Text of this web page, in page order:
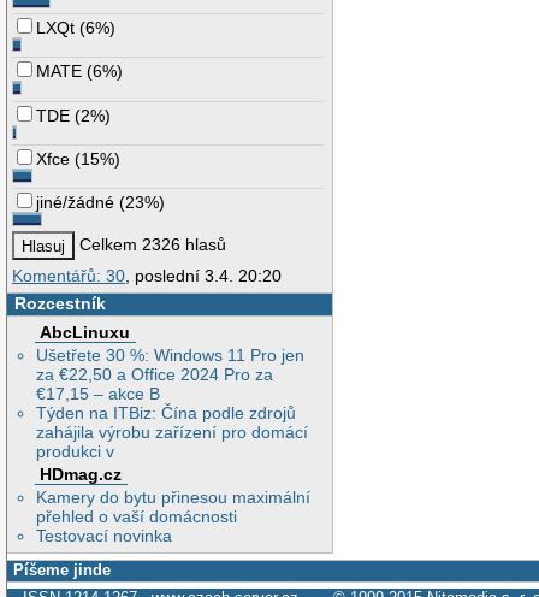
LXQt (6%)
MATE (6%)
TDE (2%)
Xfce (15%)
jiné/žádné (23%)
Celkem 2326 hlasů
Komentářů: 30 , poslední 3.4. 20:20
Rozcestník
AbcLinuxu
Ušetřete 30 %: Windows 11 Pro jen
za €22,50 a Office 2024 Pro za
€17,15 – akce B
Týden na ITBiz: Čína podle zdrojů
zahájila výrobu zařízení pro domácí
produkci v
HDmag.cz
Kamery do bytu přinesou maximální
přehled o vaší domácnosti
Testovací novinka
Píšeme jinde